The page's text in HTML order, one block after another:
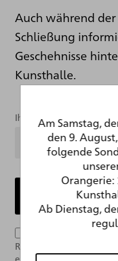
Auch während
Schließung
Geschehnisse
Kunsthalle.
Ihre Mailadresse
Ich bin mit der
Rahmen des
einverstanden. Das
Am Samstag,
den 9.
folgende
Orangerie:
Ab Dienstag,